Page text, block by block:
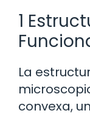
1
La
convexa,